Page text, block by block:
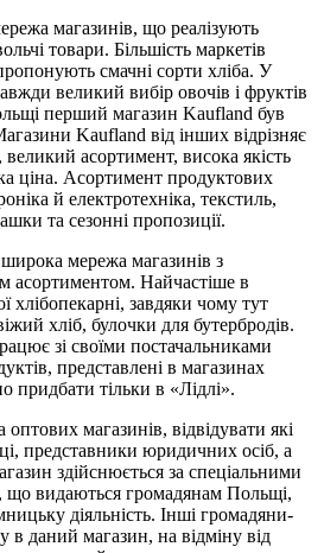
магазинів, що реалізують
товари. Більшість маркетів
смачні сорти хліба. У
великий вибір овочів і фруктів
перший магазин Kaufland був
Kaufland від інших відрізняє
великий асортимент, висока якість
ціна. Асортимент продуктових
й електротехніка, текстиль,
та сезонні пропозиції.
мережа магазинів з
асортиментом. Найчастіше в
хлібопекарні, завдяки чому тут
хліб, булочки для бутербродів.
зі своїми постачальниками
представлені в магазинах
придбати тільки в «Лідлі».
магазинів, відвідувати які
представники юридичних осіб, а
здійснюється за спеціальними
що видаються громадянам Польщі,
діяльність. Інші громадяни-
в даний магазин, на відміну від